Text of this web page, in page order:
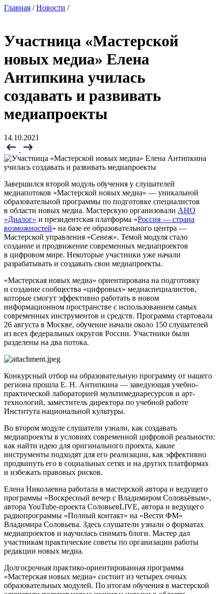
Главная /Новости /
Участница «Мастерской
новых медиа» Елена
Антипкина училась
создавать и развивать
медиапроекты
14.10.2021
Завершился второй модуль обучения у слушателей
медиапотоков «Мастерской новых медиа» — уникальной
образовательной программы по подготовке специалистов
в области новых медиа. Мастерскую организовали АНО
«Диалог» и президентская платформа «Россия — страна
возможностей» на базе ее образовательного центра —
Мастерской управления «Сенеж». Темой модуля стало
создание и продвижение современных медиапроектов
в цифровом мире. Некоторые участники уже начали
разрабатывать и создавать свои медиапроекты.
«Мастерская новых медиа» ориентирована на подготовку
и создание сообщества «цифровых» медиаспециалистов,
которые смогут эффективно работать в новом
информационном пространстве с использованием самых
современных инструментов и средств. Программа стартовала
26 августа в Москве, обучение начали около 150 слушателей
из всех федеральных округов России. Участники были
разделены на два потока.
Конкурсный отбор на образовательную программу от нашего
региона прошла Е. Н. Антипкина — заведующая учебно-
практической лабораторией мультимедиаресурсов и арт-
технологий, заместитель директора по учебной работе
Института национальной культуры.
Во втором модуле слушатели узнали, как создавать
медиапроекты в условиях современной цифровой реальности:
как найти идею для оригинального проекта, какие
инструменты подходят для его реализации, как эффективно
продвинуть его в социальных сетях и на других платформах
и избежать правовых рисков.
Елена Николаевна работала в мастерской автора и ведущего
программы «Воскресный вечер с Владимиром Соловьёвым»,
автора YouTube-проекта СоловьевLIVE, автора и ведущего
радиопрограммы «Полный контакт» на «Вести ФМ»
Владимира Соловьева. Здесь слушатели узнали о форматах
медиапроектов и научилась снимать блоги. Мастер дал
участникам практические советы по организации работы
редакции новых медиа.
Долгосрочная практико-ориентированная программа
«Мастерская новых медиа» состоит из четырех очных
образовательных модулей. По итогам обучения в мастерской